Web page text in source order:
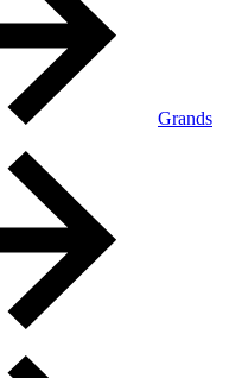
Grands